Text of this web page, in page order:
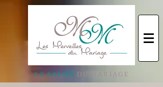
L E S A L O N D U M A R I A G E